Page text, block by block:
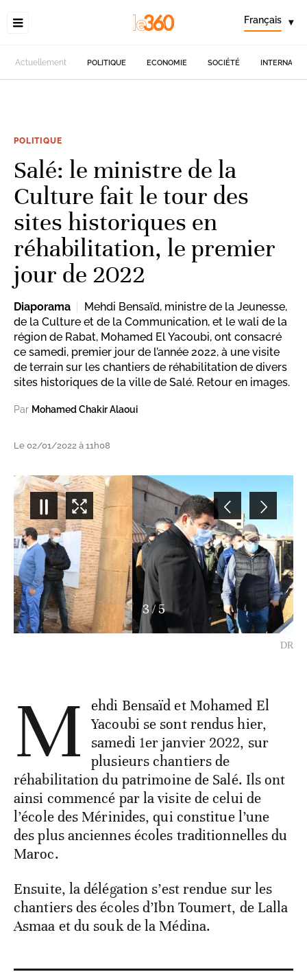
Français ▾
Actuellement POLITIQUE ECONOMIE SOCIÉTÉ
POLITIQUE
Salé: le ministre de la
Culture fait le tour des
sites historiques en
réhabilitation, le premier
jour de 2022
Diaporama
Mehdi Bensaïd, ministre de la Jeunesse,
de la Culture et de la Communication, et le wali de la
région de Rabat, Mohamed El Yacoubi, ont consacré
ce samedi, premier jour de l’année 2022, à une visite
de terrain sur les chantiers de réhabilitation de divers
sites historiques de la ville de Salé. Retour en images.
Par Mohamed Chakir Alaoui
Le 02/01/2022 à 11h08
3/5
DR
M
ehdi Bensaïd et Mohamed El
Yacoubi se sont rendus hier,
samedi 1er janvier 2022, sur
plusieurs chantiers de
réhabilitation du patrimoine de Salé. Ils ont
ainsi commencé par la visite de celui de
l’école des Mérinides, qui constitue l’une
des plus anciennes écoles traditionnelles du
Maroc.
Ensuite, la délégation s’est rendue sur les
chantiers des écoles d’Ibn Toumert, de Lalla
Asmaa et du souk de la Médina.